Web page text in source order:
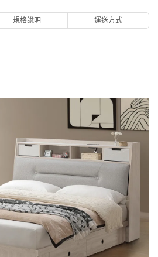
規格說明 運送方式